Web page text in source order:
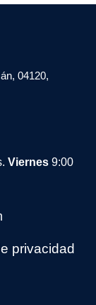
04120,
Viernes 9:00
privacidad